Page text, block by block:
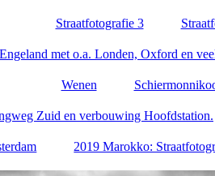
Straatfotografie 3
met o.a. Londen, Oxford en
Wenen
Zuid en verbouwing Hoofdstation.
2019 Marokko: